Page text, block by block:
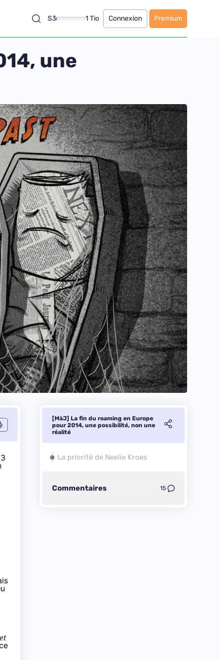
S3 1 Tio Connexion Premium
une
[MàJ] La fin du roaming en Europe
pour 2014, une possibilité, non une
réalité
La priorité de Neelie Kroes
Commentaires 15